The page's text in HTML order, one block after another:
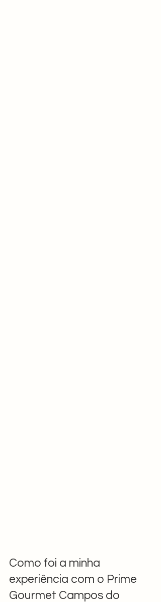
Como foi a minha
experiência com o Prime
Gourmet Campos do